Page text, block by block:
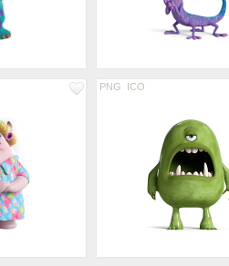
PNG ICO